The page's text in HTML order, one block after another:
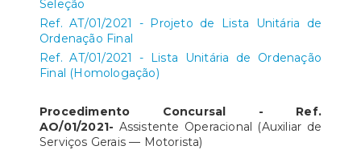
Seleção
Ref. AT/01/2021 - Projeto de Lista Unitária de
Ordenação Final
Ref. AT/01/2021 - Lista Unitária de Ordenação
Final (Homologação)
Procedimento Concursal - Ref.
AO/01/2021- Assistente Operacional (Auxiliar de
Serviços Gerais — Motorista)